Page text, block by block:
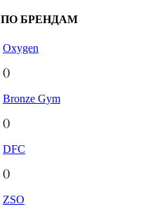
ПО БРЕНДАМ
Oxygen
()
Bronze Gym
()
DFC
()
ZSO